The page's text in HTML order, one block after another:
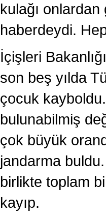
kulağı
haberdeydi.
İçişleri
son beş yılda
çocuk
bulunabilmiş
çok büyük
jandarma
birlikte toplam
kayıp.